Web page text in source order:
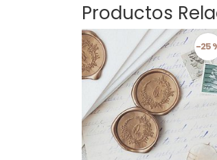
Productos
-25